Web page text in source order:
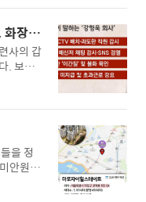
최근 이
초 28
현재
있다
트 브
길 44
층, 지
인 장
N40은
, 보안
인으
화장실
사의 갑
. 보듬
회사
시간
욱 반
반려
만도
있다
질과
을 정
안원펜
츠리